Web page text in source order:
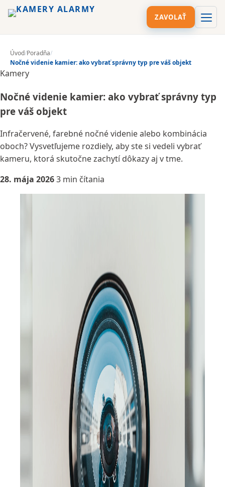
ZAVOLAŤ
Úvod/Poradňa/
Nočné videnie kamier: ako vybrať správny typ pre váš objekt
Kamery
Nočné videnie kamier: ako vybrať správny typ
pre váš objekt
Infračervené, farebné nočné videnie alebo kombinácia
oboch? Vysvetľujeme rozdiely, aby ste si vedeli vybrať
kameru, ktorá skutočne zachytí dôkazy aj v tme.
28. mája 20263 min čítania